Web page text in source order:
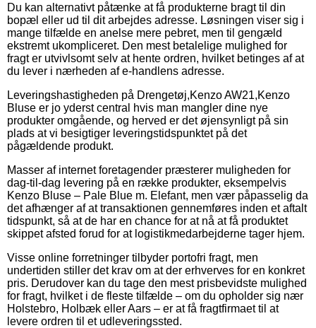
Du kan alternativt påtænke at få produkterne bragt til din
bopæl eller ud til dit arbejdes adresse. Løsningen viser sig i
mange tilfælde en anelse mere pebret, men til gengæld
ekstremt ukompliceret. Den mest betalelige mulighed for
fragt er utvivlsomt selv at hente ordren, hvilket betinges af at
du lever i nærheden af e-handlens adresse.
Leveringshastigheden på Drengetøj,Kenzo AW21,Kenzo
Bluse er jo yderst central hvis man mangler dine nye
produkter omgående, og herved er det øjensynligt på sin
plads at vi besigtiger leveringstidspunktet på det
pågældende produkt.
Masser af internet foretagender præsterer muligheden for
dag-til-dag levering på en række produkter, eksempelvis
Kenzo Bluse – Pale Blue m. Elefant, men vær påpasselig da
det afhænger af at transaktionen gennemføres inden et aftalt
tidspunkt, så at de har en chance for at nå at få produktet
skippet afsted forud for at logistikmedarbejderne tager hjem.
Visse online forretninger tilbyder portofri fragt, men
undertiden stiller det krav om at der erhverves for en konkret
pris. Derudover kan du tage den mest prisbevidste mulighed
for fragt, hvilket i de fleste tilfælde – om du opholder sig nær
Holstebro, Holbæk eller Aars – er at få fragtfirmaet til at
levere ordren til et udleveringssted.